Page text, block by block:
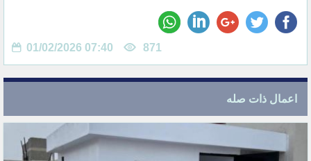
01/02/2026 07:40 871
اعمال ذات صله